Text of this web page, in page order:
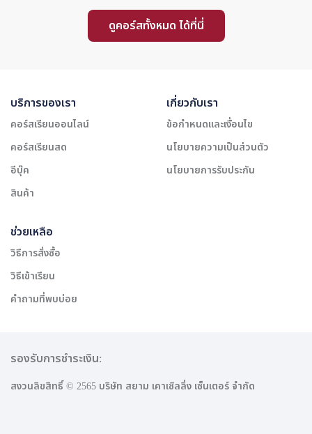
ดูคอร์สทั้งหมด ได้ที่นี่
บริการของเรา
คอร์สเรียนออนไลน์
คอร์สเรียนสด
อีบุ๊ค
สินค้า
เกี่ยวกับเรา
ข้อกำหนดและเงื่อนไข
นโยบายความเป็นส่วนตัว
นโยบายการรับประกัน
ช่วยเหลือ
วิธีการสั่งซื้อ
วิธีเข้าเรียน
คำถามที่พบบ่อย
สงวนลิขสิทธิ์ © 2565 บริษัท สยาม เคาเซิลลิ่ง เซ็นเตอร์ จำกัด
รองรับการชำระเงิน: